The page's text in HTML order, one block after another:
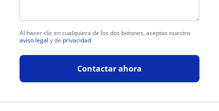
Al hacer clic en cualquiera de los dos botones, aceptas nuestro
aviso legal y de privacidad
Contactar ahora